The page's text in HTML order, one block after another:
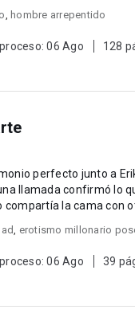
, hombre arrepentido
06 Ago 128
perfecto junto a
llamada confirmó lo
la cama con
, erotismo millonario
06 Ago 39